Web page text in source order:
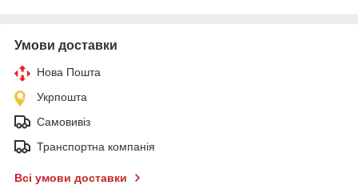
Умови доставки
Нова Пошта
Укрпошта
Самовивіз
Транспортна компанія
Всі умови доставки